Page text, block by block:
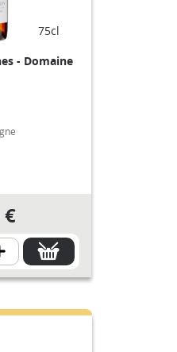
75cl
- Domaine
€